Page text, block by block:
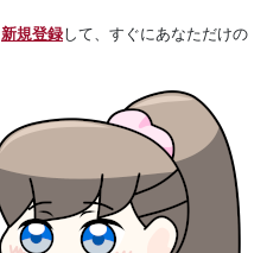
新規登録して、すぐにあなただけの